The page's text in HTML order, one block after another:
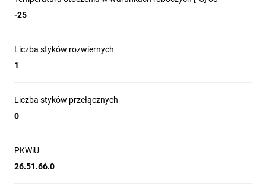
-25
Liczba styków rozwiernych
1
Liczba styków przełącznych
0
PKWiU
26.51.66.0